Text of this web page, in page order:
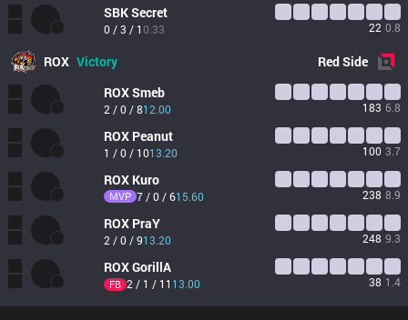
SBKSecret
0 / 3 / 10.33 22 0.8
ROX Victory RedSide
ROXSmeb
2 / 0 / 812.00 183 6.8
ROX Peanut
1 / 0 / 1013.20 100 3.7
ROX Kuro
MVP 7 / 0 / 615.60 238 8.9
ROX PraY
2 / 0 / 913.20 248 9.3
ROXGorillA
FB 2 / 1 / 11 13.00 38 1.4